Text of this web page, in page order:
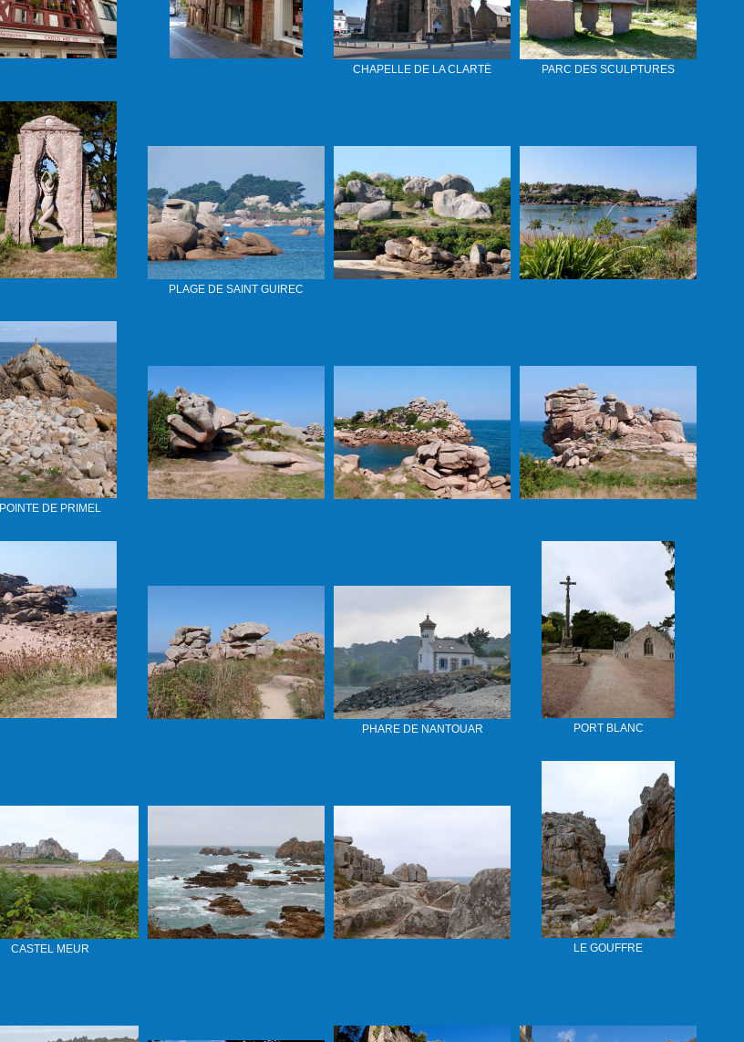
CHAPELLE DE LA CLARTÉ PARC DES SCULPTURES
PLAGE DE SAINT GUIREC
POINTE DE PRIMEL
PHARE DE NANTOUAR PORT BLANC
CASTEL MEUR LE GOUFFRE